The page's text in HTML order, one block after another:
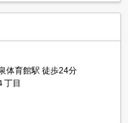
体育館駅 徒歩24分
丁目